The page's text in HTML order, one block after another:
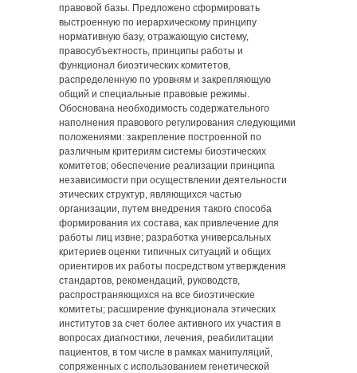
правовой базы. Предложено сформировать
выстроенную по иерархическому принципу
нормативную базу, отражающую систему,
правосубъектность, принципы работы и
функционал биоэтических комитетов,
распределенную по уровням и закрепляющую
общий и специальные правовые режимы.
Обоснована необходимость содержательного
наполнения правового регулирования следующими
положениями: закрепление построенной по
различным критериям системы биоэтических
комитетов; обеспечение реализации принципа
независимости при осуществлении деятельности
этических структур, являющихся частью
организации, путем внедрения такого способа
формирования их состава, как привлечение для
работы лиц извне; разработка универсальных
критериев оценки типичных ситуаций и общих
ориентиров их работы посредством утверждения
стандартов, рекомендаций, руководств,
распространяющихся на все биоэтические
комитеты; расширение функционала этических
институтов за счет более активного их участия в
вопросах диагностики, лечения, реабилитации
пациентов, в том числе в рамках манипуляций,
сопряженных с использованием генетической